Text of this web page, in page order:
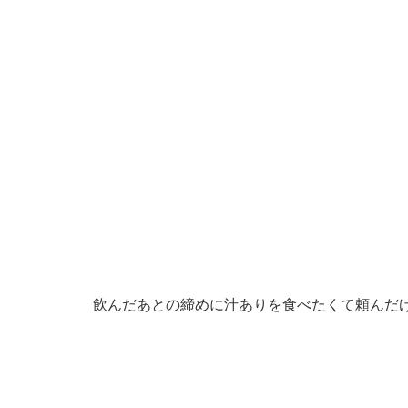
飲んだあとの締めに汁ありを食べたくて頼んだ